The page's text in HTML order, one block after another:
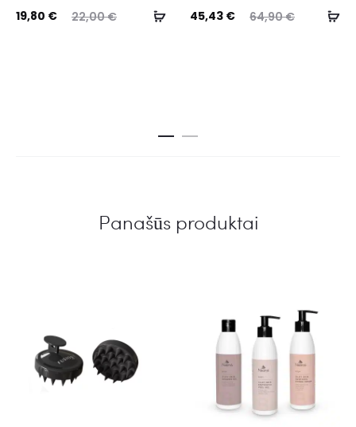
22,00€
19,80 €
64,90€
45,43 €
Panašūs produktai